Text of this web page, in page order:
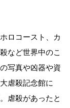
ロコースト、カ
など世界中のこ
写真や凶器や資
虐殺記念館に
虐殺があったと